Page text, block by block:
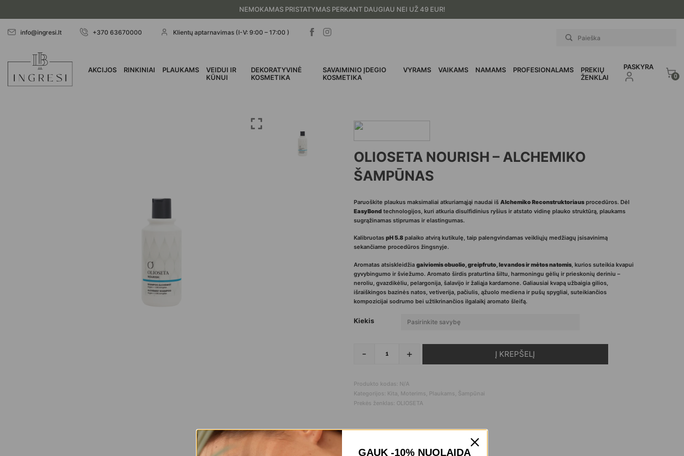
NEMOKAMAS PRISTATYMAS PERKANT DAUGIAU NEI UŽ 49 EUR!
info@ingresi.lt +370 63670000 Klientų aptarnavimas (I-V: 9:00 – 17:00 )
AKCIJOS RINKINIAI PLAUKAMS
VEIDUI IR
KŪNUI
DEKORATYVINĖ
KOSMETIKA
SAVAIMINIO ĮDEGIO
KOSMETIKA
VYRAMS VAIKAMS NAMAMS PROFESIONALAMS
PREKIŲ
ŽENKLAI
PASKYRA
0
OLIOSETA NOURISH – ALCHEMIKO
ŠAMPŪNAS
Paruoškite plaukus maksimaliai atkuriamąjąi naudai išAlchemiko Reconstruktoriaus procedūros. Dėl
EasyBond technologijos, kuri atkuria disulfidinius ryšius ir atstato vidinę plauko struktūrą, plaukams
sugrąžinamas stiprumas ir elastingumas.
KalibruotaspH 5.8palaiko atvirą kutikulę, taip palengvindamas veikliųjų medžiagų įsisavinimą
sekančiame procedūros žingsnyje.
Aromatas atsiskleidžiagaiviomis obuolio, greipfruto, levandos ir mėtos natomis , kurios suteikia kvapui
gyvybingumo ir šviežumo. Aromato širdis praturtina šiltu, harmoningu gėlių ir prieskonių deriniu –
neroliu, gvazdikėliu, pelargonija, šalavijo ir žaliąja kardamone. Galiausiai kvapą užbaigia gilios,
išraiškingos bazinės natos, vetiverija, pačiulis, ąžuolo mediena ir pušų spygliai, suteikiančios
kompozicijai sodrumo bei užtikrinančios ilgalaikį aromato šleifą.
Kiekis
produkto kiekis: OLIOSETA NOURISH - ALCHEMIKO šampūnas
- + Į KREPŠELĮ
Produkto kodas: N/A
Kategorijos: Kita, Moterims, Plaukams, Šampūnai
Prekės ženklas: OLIOSETA
GAUK -10% NUOLAIDĄ